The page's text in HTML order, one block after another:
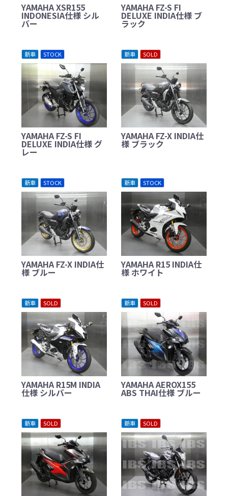
YAMAHA XSR155
INDONESIA仕様 シル
バー
YAMAHA FZ-S FI
DELUXE INDIA仕様 ブ
ラック
新車 STOCK
YAMAHA FZ-S FI
DELUXE INDIA仕様 グ
レー
新車 SOLD
YAMAHA FZ-X INDIA仕
様 ブラック
新車 STOCK
YAMAHA FZ-X INDIA仕
様 ブルー
新車 STOCK
YAMAHA R15 INDIA仕
様 ホワイト
新車 SOLD
YAMAHA R15M INDIA
仕様 シルバー
新車 SOLD
YAMAHA AEROX155
ABS THAI仕様 ブルー
新車 SOLD 新車 SOLD